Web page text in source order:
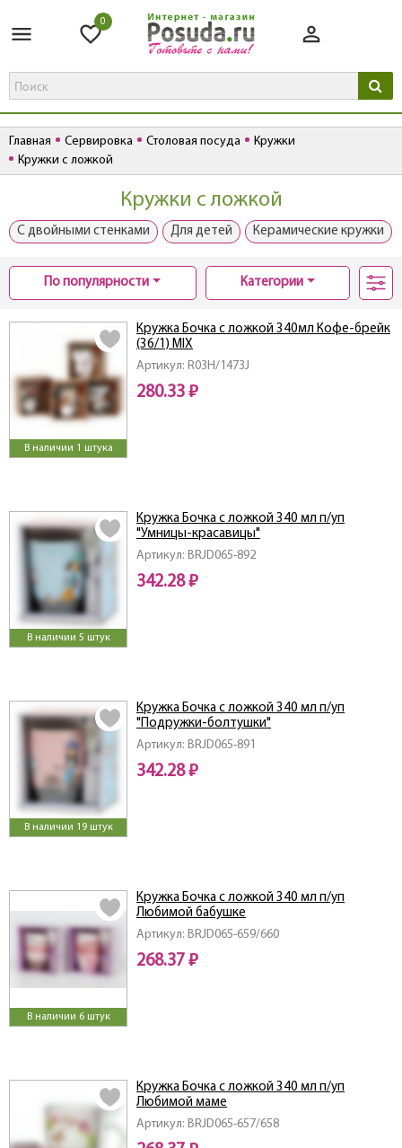
0
Главная Сервировка Столовая посуда
Кружки
Кружки с ложкой
Кружки с ложкой
С двойными стенками Для детей Керамические кружки
По популярности Категории
В наличии 1 штука
Артикул: R03H/1473J
Кружка Бочка с ложкой 340мл Кофе-брейк
(36/1) MIX
280.33 ₽
В наличии 5 штук
Артикул: BRJD065-892
Кружка Бочка с ложкой 340 мл п/уп
"Умницы-красавицы"
342.28 ₽
В наличии 19 штук
Артикул: BRJD065-891
Кружка Бочка с ложкой 340 мл п/уп
"Подружки-болтушки"
342.28 ₽
В наличии 6 штук
Артикул: BRJD065-659/660
Кружка Бочка с ложкой 340 мл п/уп
Любимой бабушке
268.37 ₽
Артикул: BRJD065-657/658
Кружка Бочка с ложкой 340 мл п/уп
Любимой маме